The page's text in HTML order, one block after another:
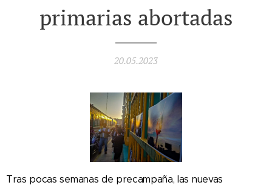
primarias abortadas
20.05.2023
Tras pocas semanas de precampaña, las nuevas